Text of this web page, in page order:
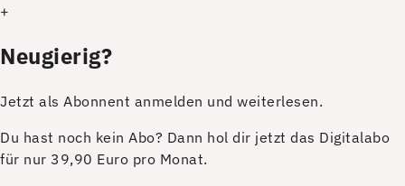
+
Neugierig?
Jetzt als Abonnent anmelden und weiterlesen.
Du hast noch kein Abo? Dann hol dir jetzt das Digitalabo
für nur 39,90 Euro pro Monat.